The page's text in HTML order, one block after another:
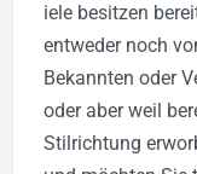
iele besitzen
entweder noch
Bekannten oder
oder aber weil
Stilrichtung